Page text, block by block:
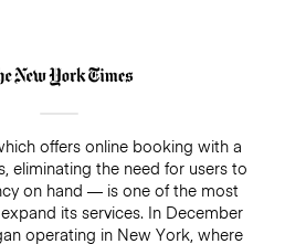
offers online booking with a
eliminating the need for users to
on hand — is one of the most
its services. In December
operating in New York, where